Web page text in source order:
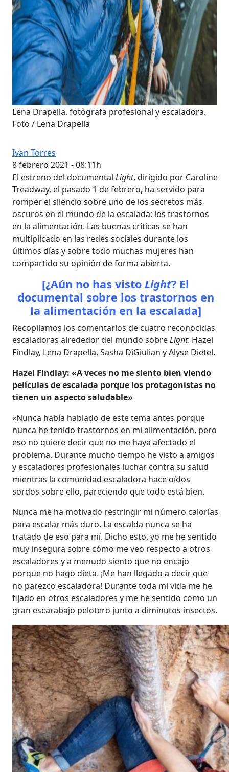
Lena Drapella, fotógrafa profesional y escaladora.
Foto / Lena Drapella
Ivan Torres
8 febrero 2021 - 08:11h
El estreno del documental Light, dirigido por Caroline
Treadway, el pasado 1 de febrero, ha servido para
romper el silencio sobre uno de los secretos más
oscuros en el mundo de la escalada: los trastornos
en la alimentación. Las buenas críticas se han
multiplicado en las redes sociales durante los
últimos días y sobre todo muchas mujeres han
compartido su opinión de forma abierta.
[¿Aún no has visto Light? El
documental sobre los trastornos en
la alimentación en la escalada]
Recopilamos los comentarios de cuatro reconocidas
escaladoras alrededor del mundo sobreLight: Hazel
Findlay, Lena Drapella, Sasha DiGiulian y Alyse Dietel.
Hazel Findlay: «A veces no me siento bien viendo
películas de escalada porque los protagonistas no
tienen un aspecto saludable»
«Nunca había hablado de este tema antes porque
nunca he tenido trastornos en mi alimentación, pero
eso no quiere decir que no me haya afectado el
problema. Durante mucho tiempo he visto a amigos
y escaladores profesionales luchar contra su salud
mientras la comunidad escaladora hace oídos
sordos sobre ello, pareciendo que todo está bien.
Nunca me ha motivado restringir mi número calorías
para escalar más duro. La escalda nunca se ha
tratado de eso para mí. Dicho esto, yo me he sentido
muy insegura sobre cómo me veo respecto a otros
escaladores y a menudo siento que no encajo
porque no hago dieta. ¡Me han llegado a decir que
no parezco escaladora! Durante toda mi vida me he
fijado en otros escaladores y me he sentido como un
gran escarabajo pelotero junto a diminutos insectos.